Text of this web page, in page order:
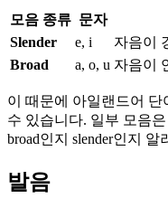
모음 종류 문자
Slender
e, i
자음이
Broad
a, o, u 자음이
이 때문에 아일랜드어
수 있습니다. 일부 모음
broad인지 slender인지 알
발음